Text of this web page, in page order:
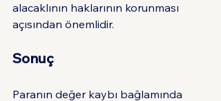
alacaklının haklarının korunması
açısından önemlidir.
Sonuç
Paranın değer kaybı bağlamında